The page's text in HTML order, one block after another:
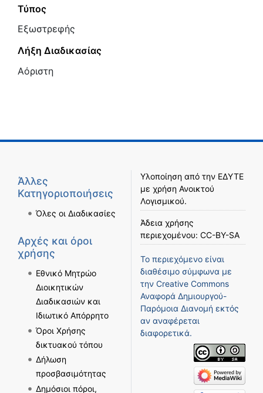
Τύπος
Εξωστρεφής
Λήξη Διαδικασίας
Αόριστη
Άλλες
Κατηγοριοποιήσεις
Όλες οι Διαδικασίες
Αρχές και όροι
χρήσης
Εθνικό Μητρώο
Διοικητικών
Διαδικασιών και
Ιδιωτικό Απόρρητο
Όροι Χρήσης
δικτυακού τόπου
Δήλωση
προσβασιμότητας
Δημόσιοι πόροι,
Υλοποίηση από την ΕΔΥΤΕ
με χρήση Ανοικτού
Λογισμικού.
Άδεια χρήσης
περιεχομένου: CC-BY-SA
Το περιεχόμενο είναι
διαθέσιμο σύμφωνα με
την Creative Commons
Αναφορά Δημιουργού-
Παρόμοια Διανομή εκτός
αν αναφέρεται
διαφορετικά.